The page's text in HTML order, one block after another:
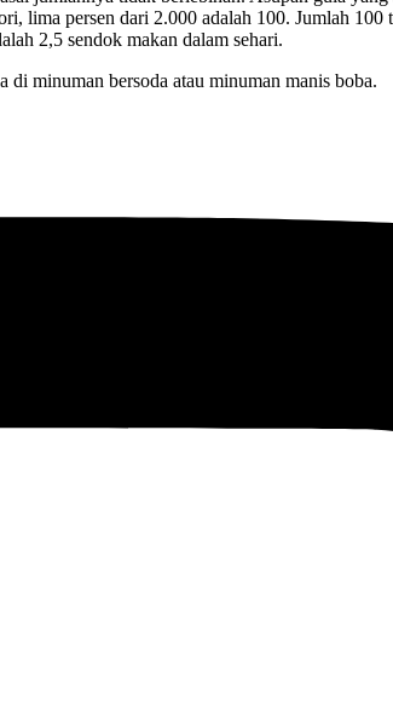
lima persen dari 2.000 adalah 100. Jumlah
2,5 sendok makan dalam sehari.
minuman bersoda atau minuman manis boba.